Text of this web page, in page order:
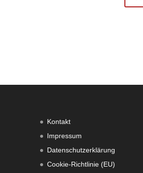
Kontakt
Impressum
Datenschutzerklärung
Cookie-Richtlinie (EU)